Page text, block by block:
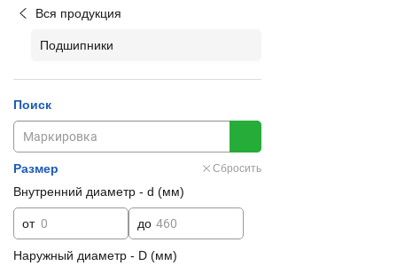
Вся продукция
Подшипники
Поиск
Размер Сбросить
Внутренний диаметр - d (мм)
от до
Наружный диаметр - D (мм)